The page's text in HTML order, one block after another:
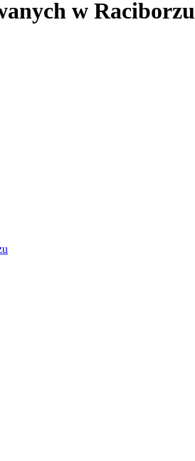
w Raciborzu